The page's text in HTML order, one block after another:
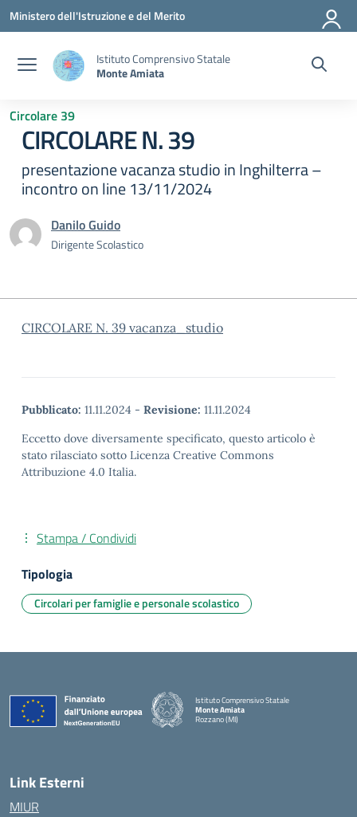
Vai ai contenuti
Vai al menu di navigazione
Vai al footer
Ministero dell'Istruzione e del Merito
Istituto Comprensivo Statale
Monte Amiata
Circolare 39
CIRCOLARE N. 39
presentazione vacanza studio in Inghilterra –
incontro on line 13/11/2024
Danilo Guido
Dirigente Scolastico
CIRCOLARE N. 39 vacanza_studio
Pubblicato: 11.11.2024 - Revisione: 11.11.2024
Eccetto dove diversamente specificato, questo articolo è
stato rilasciato sotto Licenza Creative Commons
Attribuzione 4.0 Italia.
Stampa / Condividi
Tipologia
Circolari per famiglie e personale scolastico
Istituto Comprensivo Statale
Monte Amiata
Rozzano (MI)
Link Esterni
MIUR